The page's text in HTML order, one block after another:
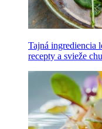
Tajná ingrediencia
recepty a svieže